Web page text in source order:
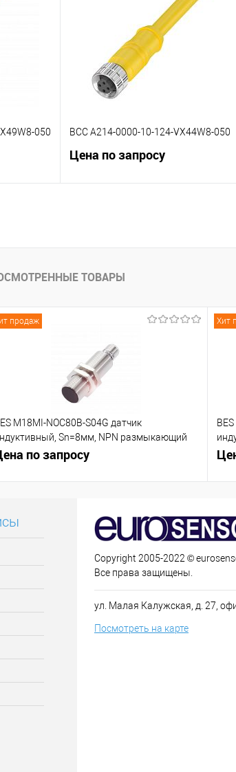
Под заказ
050 BCC A214-0000-10-124-VX44W8-050
Цена по запросу
ТОВАРЫ
продаж
M18MI-NOC80B-S04G датчик
Sn=8мм, NPN размыкающий
(NC)
по запросу
Хит
Copyright 2005-2022 ©
Все права защищены.
ул. Малая Калужская, д. 27,
Посмотреть на карте